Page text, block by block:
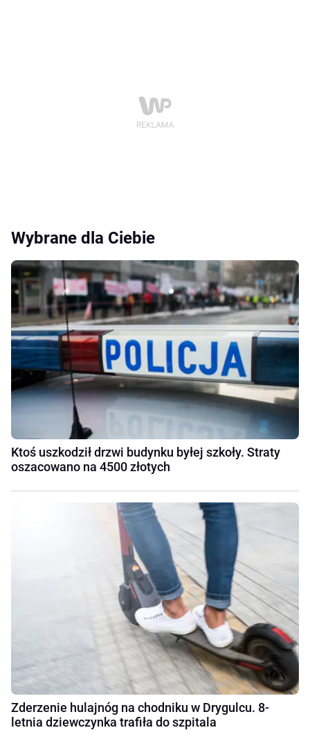
Wybrane dla Ciebie
Ktoś uszkodził drzwi budynku byłej szkoły. Straty
oszacowano na 4500 złotych
Zderzenie hulajnóg na chodniku w Drygulcu. 8-
letnia dziewczynka trafiła do szpitala